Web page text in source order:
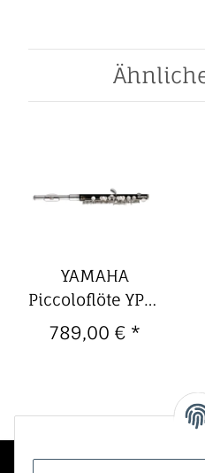
YAMAHA
Piccoloflöte YPC-
32
789,00 € *